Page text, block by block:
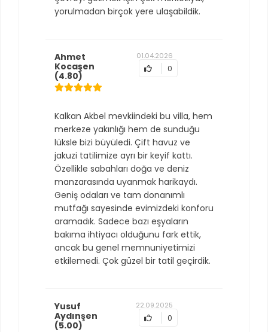
yorulmadan birçok yere ulaşabildik.
Ahmet
Kocaşen
(4.80)
01.04.2026
0
Kalkan Akbel mevkiindeki bu villa, hem
merkeze yakınlığı hem de sunduğu
lüksle bizi büyüledi. Çift havuz ve
jakuzi tatilimize ayrı bir keyif kattı.
Özellikle sabahları doğa ve deniz
manzarasında uyanmak harikaydı.
Geniş odaları ve tam donanımlı
mutfağı sayesinde evimizdeki konforu
aramadık. Sadece bazı eşyaların
bakıma ihtiyacı olduğunu fark ettik,
ancak bu genel memnuniyetimizi
etkilemedi. Çok güzel bir tatil geçirdik.
Yusuf
Aydınşen
(5.00)
22.09.2025
0